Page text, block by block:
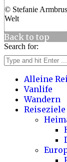
© Stefanie
Welt
Back to top
Search for:
Alleine
Vanlife
Wandern
Reiseziele